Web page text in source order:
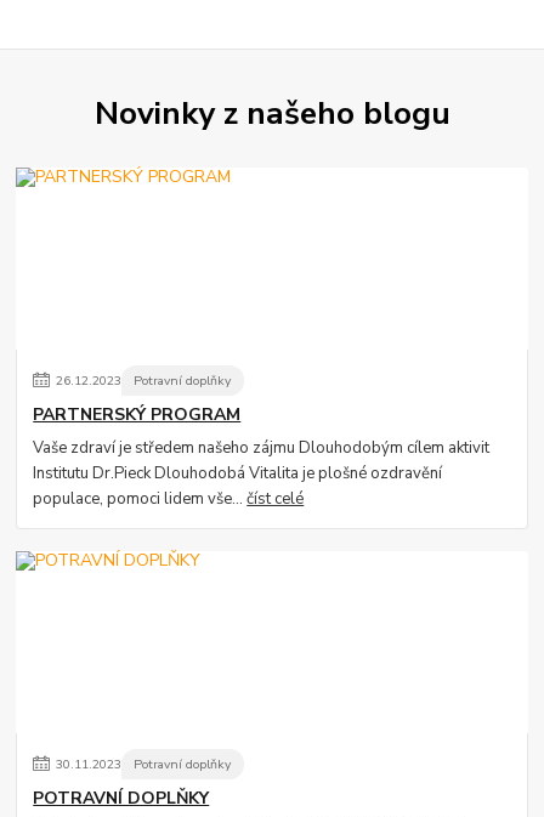
Novinky z našeho blogu
26.12.2023 Potravní doplňky
PARTNERSKÝ PROGRAM
Vaše zdraví je středem našeho zájmu Dlouhodobým cílem aktivit
Institutu Dr.Pieck Dlouhodobá Vitalita je plošné ozdravění
populace, pomoci lidem vše...číst celé
30.11.2023 Potravní doplňky
POTRAVNÍ DOPLŇKY